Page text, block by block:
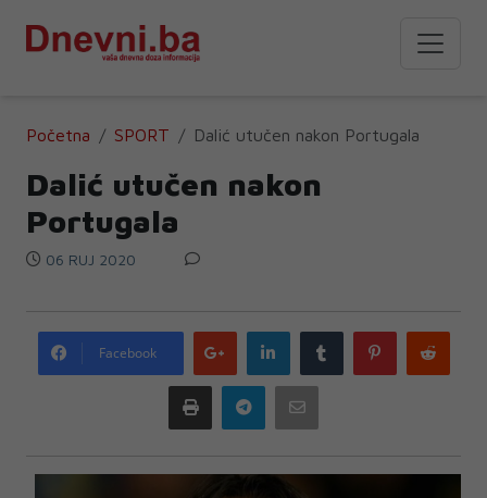
Početna SPORT Dalić utučen nakon Portugala
Dalić utučen nakon
Portugala
06 RUJ 2020
Facebook
Google
plus
LinkedIn Tumblr Pinterest
Print Telegram